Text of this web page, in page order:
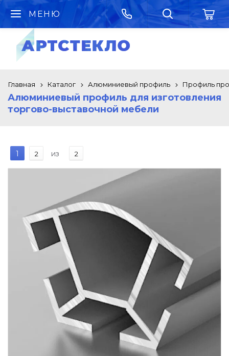
МЕНЮ
Главная Каталог Алюминиевый профиль Профиль
Алюминиевый профиль для изготовления
торгово-выставочной мебели
1 2 из 2